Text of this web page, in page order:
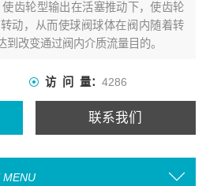
齿轮型输出在活塞推动下，使齿轮
动，从而使球阀球体在阀内随着转
改变通过阀内介质流量目的。
访 问 量： 4286
联系我们
MENU